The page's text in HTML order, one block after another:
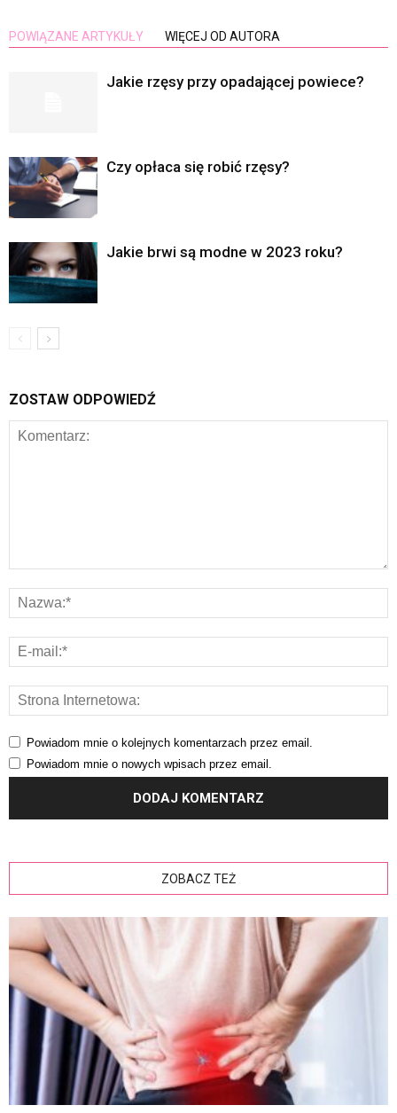
POWIĄZANE ARTYKUŁY WIĘCEJ OD AUTORA
Jakie rzęsy przy opadającej powiece?
Czy opłaca się robić rzęsy?
Jakie brwi są modne w 2023 roku?
ZOSTAW ODPOWIEDŹ
Powiadom mnie o kolejnych komentarzach przez email.
Powiadom mnie o nowych wpisach przez email.
ZOBACZ TEŻ